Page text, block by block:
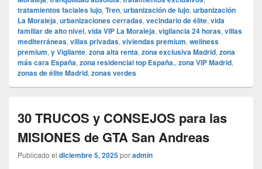
tratamientos faciales lujo, Tren, urbanización de lujo, urbanización
La Moraleja, urbanizaciones cerradas, vecindario de élite, vida
familiar de alto nivel, vida VIP La Moraleja, vigilancia 24 horas, villas
mediterráneas, villas privadas, viviendas premium, wellness
premium, y Vigilante, zona alta renta, zona exclusiva Madrid, zona
más cara España, zona residencial top España., zona VIP Madrid,
zonas de élite Madrid, zonas verdes
30 TRUCOS y CONSEJOS para las
MISIONES de GTA San Andreas
Publicado el diciembre 5, 2025poradmin